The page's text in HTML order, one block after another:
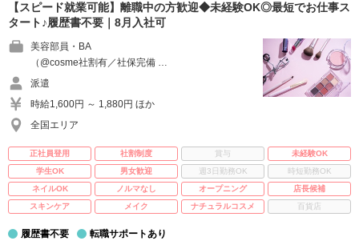
【スピード就業可能】離職中の方歓迎◆未経験OK◎最短でお仕事ス
タート♪履歴書不要｜8月入社可
美容部員・BA
（@cosme社割有／社保完備 …
派遣
時給1,600円 ～ 1,880円 ほか
全国エリア
正社員登用 社割制度 賞与
未経験OK
学生OK
男女歓迎 週3日勤務OK
時短勤務OK
ネイルOK
ノルマなし オープニング
店長候補
スキンケア
メイク ナチュラルコスメ 百貨店
履歴書不要 転職サポートあり